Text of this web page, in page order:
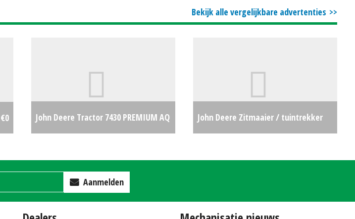
Bekijk alle vergelijkbare advertenties
€0
John Deere Tractor 7430 PREMIUM AQ
John Deere Zitmaaier / tuintrekker
Aanmelden